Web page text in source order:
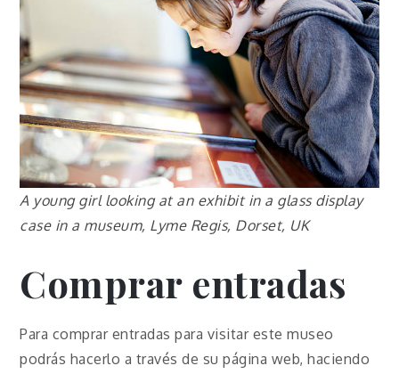
A young girl looking at an exhibit in a glass display
case in a museum, Lyme Regis, Dorset, UK
Comprar entradas
Para comprar entradas para visitar este museo
podrás hacerlo a través de su página web, haciendo